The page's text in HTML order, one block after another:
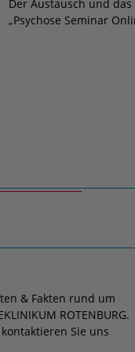
Der Austausch und
„Psychose Seminar
& Fakten rund um
ROTENBURG.
Sie uns